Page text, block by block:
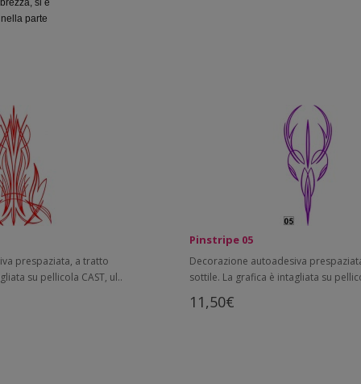
si è
parte
prespaziata, a tratto
su pellicola CAST, ul..
Pinstripe 05
Decorazione autoadesiva
sottile. La grafica è intagliata su
11,50€